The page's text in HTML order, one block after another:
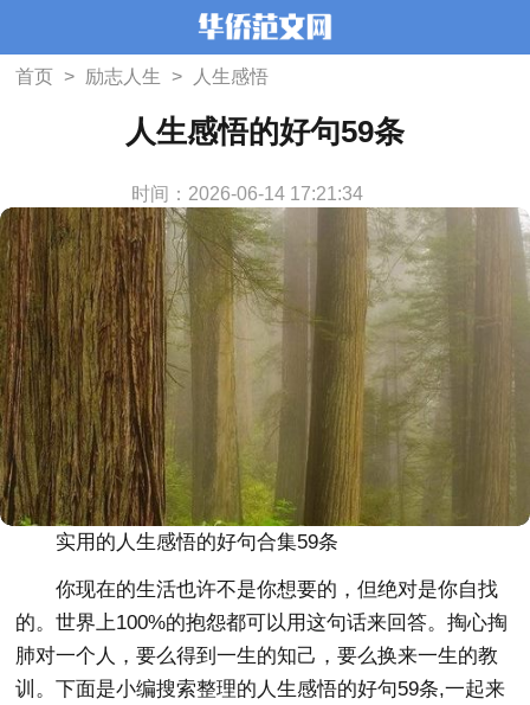
首页 > 励志人生 > 人生感悟
人生感悟的好句59条
时间：2026-06-14 17:21:34
实用的人生感悟的好句合集59条
你现在的生活也许不是你想要的，但绝对是你自找
的。世界上100%的抱怨都可以用这句话来回答。掏心掏
肺对一个人，要么得到一生的知己，要么换来一生的教
训。下面是小编搜索整理的人生感悟的好句59条,一起来